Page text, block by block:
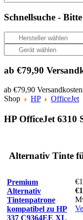
Schnellsuche -
ab €79,90
ab €79,90
Shop
HP OfficeJet
HP OfficeJet 6310
Alternativ Tinte
Premium
Alternativ
Tintenpatrone
kompatibel zu HP
337 C9364EE XL